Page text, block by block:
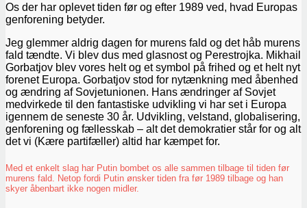
Os der har oplevet tiden før og efter 1989 ved, hvad Europas
genforening betyder.
Jeg glemmer aldrig dagen for murens fald og det håb murens
fald tændte. Vi blev dus med glasnost og Perestrojka. Mikhail
Gorbatjov blev vores helt og et symbol på frihed og et helt nyt
forenet Europa. Gorbatjov stod for nytænkning med åbenhed
og ændring af Sovjetunionen. Hans ændringer af Sovjet
medvirkede til den fantastiske udvikling vi har set i Europa
igennem de seneste 30 år. Udvikling, velstand, globalisering,
genforening og fællesskab – alt det demokratier står for og alt
det vi (Kære partifæller) altid har kæmpet for.
Med et enkelt slag har Putin bombet os alle sammen tilbage til tiden før
murens fald. Netop fordi Putin ønsker tiden fra før 1989 tilbage og han
skyer åbenbart ikke nogen midler.